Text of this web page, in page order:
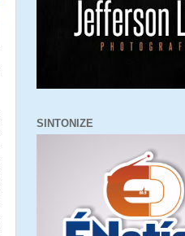
SINTONIZE